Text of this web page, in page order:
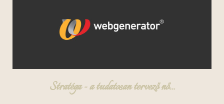
Stratéga - a tudatosan tervező nő...